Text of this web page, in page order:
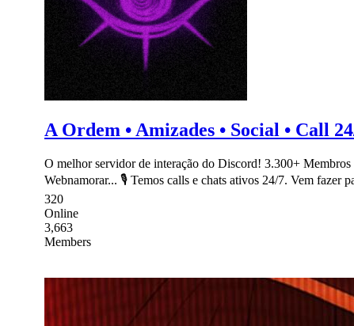
A Ordem • Amizades • Social • Call
O melhor servidor de interação do Discord! 3.300+
Webnamorar... 🎙 Temos calls e chats ativos 24/7. Vem fazer
320
Online
3,663
Members